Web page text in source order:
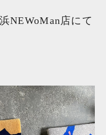
NEWoMan店にて